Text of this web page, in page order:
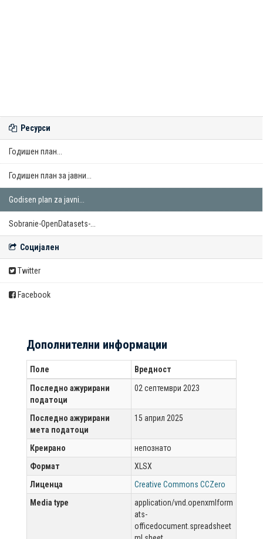
Ресурси
Годишен план...
Годишен план за јавни...
Godisen plan za javni...
Sobranie-OpenDatasets-...
Социјален
Twitter
Facebook
Дополнителни информации
Поле
Вредност
Последно ажурирани
податоци
02 септември 2023
Последно ажурирани
мета податоци
15 април 2025
Креирано
непознато
Формат
XLSX
Лиценца
Creative Commons CCZero
Media type
application/vnd.openxmlform
ats-
officedocument.spreadsheet